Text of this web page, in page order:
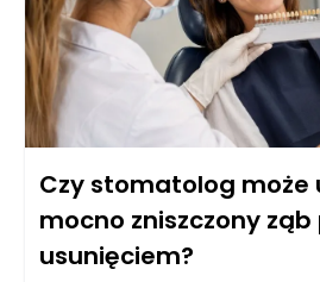
Czy stomatolog
mocno zniszczony ząb
usunięciem?